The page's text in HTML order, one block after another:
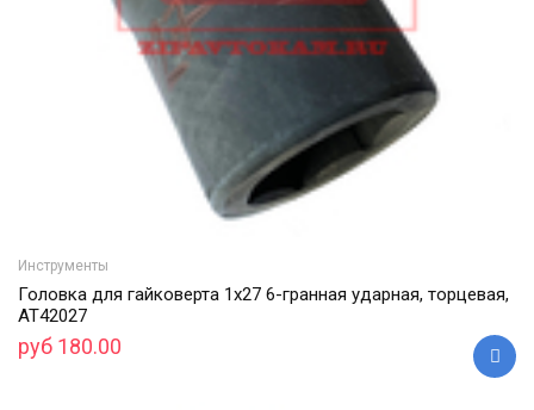
Инструменты
Головка для гайковерта 1х27 6-гранная ударная, торцевая,
АТ42027
руб 180.00